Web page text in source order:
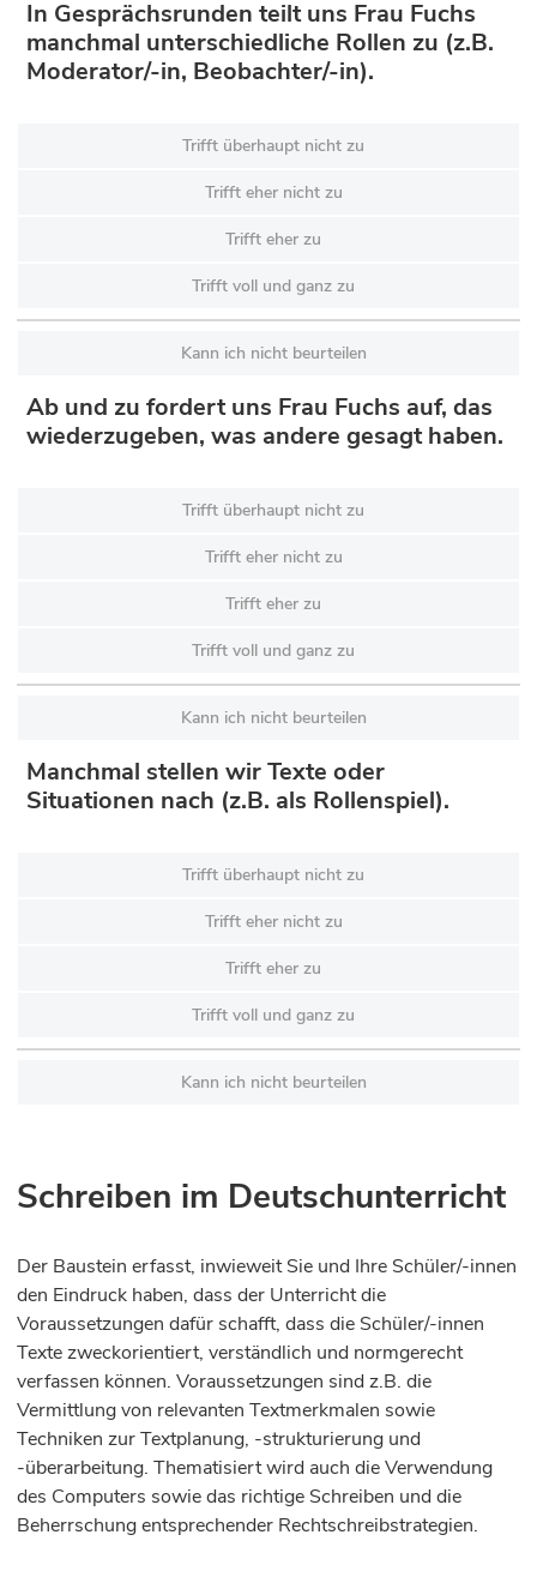
In Gesprächsrunden teilt uns Frau Fuchs
manchmal unterschiedliche Rollen zu (z.B.
Moderator/-in, Beobachter/-in).
Trifft überhaupt nicht zu
Trifft eher nicht zu
Trifft eher zu
Trifft voll und ganz zu
Kann ich nicht beurteilen
Ab und zu fordert uns Frau Fuchs auf, das
wiederzugeben, was andere gesagt haben.
Trifft überhaupt nicht zu
Trifft eher nicht zu
Trifft eher zu
Trifft voll und ganz zu
Kann ich nicht beurteilen
Manchmal stellen wir Texte oder
Situationen nach (z.B. als Rollenspiel).
Trifft überhaupt nicht zu
Trifft eher nicht zu
Trifft eher zu
Trifft voll und ganz zu
Kann ich nicht beurteilen
Schreiben im Deutschunterricht
Der Baustein erfasst, inwieweit Sie und Ihre Schüler/-innen
den Eindruck haben, dass der Unterricht die
Voraussetzungen dafür schafft, dass die Schüler/-innen
Texte zweckorientiert, verständlich und normgerecht
verfassen können. Voraussetzungen sind z.B. die
Vermittlung von relevanten Textmerkmalen sowie
Techniken zur Textplanung, -strukturierung und
-überarbeitung. Thematisiert wird auch die Verwendung
des Computers sowie das richtige Schreiben und die
Beherrschung entsprechender Rechtschreibstrategien.